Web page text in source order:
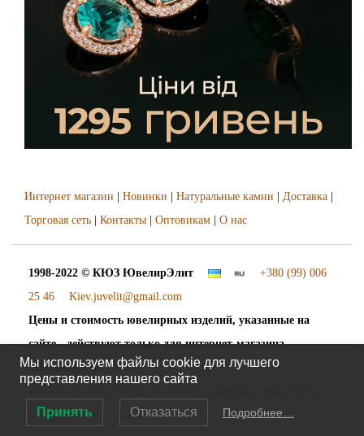
Интернет магазин Новинки Натуральные камни Доставка
Торговая сеть
Контакты Оптовикам О нас
1998-2022 © КЮЗ ЮвелирЭлит
+380 (99) 006
25 46
Kiev.juvelit@gmail.com
Цены и стоимость ювелирных изделий, указанные на
сайте - действуют только для интернет-магазина
"ЮвелирЭлит".
во все города и сёла Украины
Мы используем файлы cookie для лучшего
представления нашего сайта
Принять Отказаться Подробнее…